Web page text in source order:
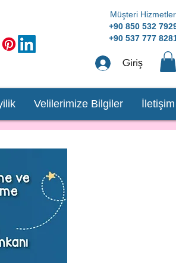
Müşteri
+90 850 532
+90 537 777
Giriş
Velilerimize Bilgiler İletişim